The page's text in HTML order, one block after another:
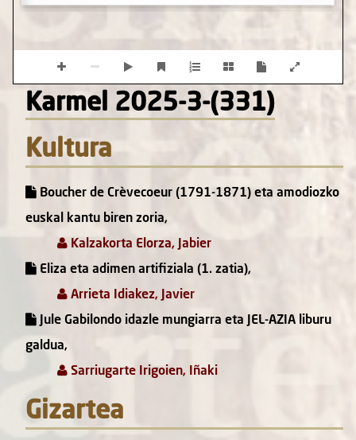
Karmel 2025-3-(331)
Kultura
Boucher de Crèvecoeur (1791-1871) eta amodiozko
euskal kantu biren zoria,
Kalzakorta Elorza, Jabier
Eliza eta adimen artifiziala (1. zatia),
Arrieta Idiakez, Javier
Jule Gabilondo idazle mungiarra eta JEL-AZIA liburu
galdua,
Sarriugarte Irigoien, Iñaki
Gizartea